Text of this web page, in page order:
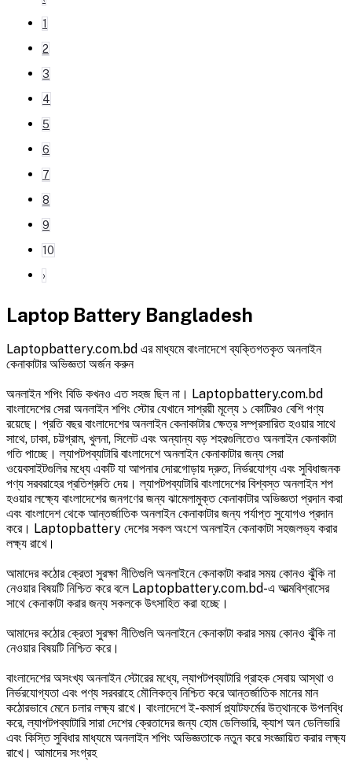
1
2
3
4
5
6
7
8
9
10
›
Laptop Battery Bangladesh
Laptopbattery.com.bd এর মাধ্যমে বাংলাদেশে ব্যক্তিগতকৃত অনলাইন
কেনাকাটার অভিজ্ঞতা অর্জন করুন
অনলাইন শপিং বিডি কখনও এত সহজ ছিল না। Laptopbattery.com.bd
বাংলাদেশের সেরা অনলাইন শপিং স্টোর যেখানে সাশ্রয়ী মূল্যে ১ কোটিরও বেশি পণ্য
রয়েছে। প্রতি বছর বাংলাদেশের অনলাইন কেনাকাটার ক্ষেত্র সম্প্রসারিত হওয়ার সাথে
সাথে, ঢাকা, চট্টগ্রাম, খুলনা, সিলেট এবং অন্যান্য বড় শহরগুলিতেও অনলাইন কেনাকাটা
গতি পাচ্ছে। ল্যাপটপব্যাটারি বাংলাদেশে অনলাইন কেনাকাটার জন্য সেরা
ওয়েবসাইটগুলির মধ্যে একটি যা আপনার দোরগোড়ায় দ্রুত, নির্ভরযোগ্য এবং সুবিধাজনক
পণ্য সরবরাহের প্রতিশ্রুতি দেয়। ল্যাপটপব্যাটারি বাংলাদেশের বিশ্বস্ত অনলাইন শপ
হওয়ার লক্ষ্যে বাংলাদেশের জনগণের জন্য ঝামেলামুক্ত কেনাকাটার অভিজ্ঞতা প্রদান করা
এবং বাংলাদেশ থেকে আন্তর্জাতিক অনলাইন কেনাকাটার জন্য পর্যাপ্ত সুযোগও প্রদান
করে। Laptopbattery দেশের সকল অংশে অনলাইন কেনাকাটা সহজলভ্য করার
লক্ষ্য রাখে।
আমাদের কঠোর ক্রেতা সুরক্ষা নীতিগুলি অনলাইনে কেনাকাটা করার সময় কোনও ঝুঁকি না
নেওয়ার বিষয়টি নিশ্চিত করে বলে Laptopbattery.com.bd-এ আত্মবিশ্বাসের
সাথে কেনাকাটা করার জন্য সকলকে উৎসাহিত করা হচ্ছে।
আমাদের কঠোর ক্রেতা সুরক্ষা নীতিগুলি অনলাইনে কেনাকাটা করার সময় কোনও ঝুঁকি না
নেওয়ার বিষয়টি নিশ্চিত করে।
বাংলাদেশের অসংখ্য অনলাইন স্টোরের মধ্যে, ল্যাপটপব্যাটারি গ্রাহক সেবায় আস্থা ও
নির্ভরযোগ্যতা এবং পণ্য সরবরাহে মৌলিকত্ব নিশ্চিত করে আন্তর্জাতিক মানের মান
কঠোরভাবে মেনে চলার লক্ষ্য রাখে। বাংলাদেশে ই-কমার্স প্ল্যাটফর্মের উত্থানকে উপলব্ধি
করে, ল্যাপটপব্যাটারি সারা দেশের ক্রেতাদের জন্য হোম ডেলিভারি, ক্যাশ অন ডেলিভারি
এবং কিস্তি সুবিধার মাধ্যমে অনলাইন শপিং অভিজ্ঞতাকে নতুন করে সংজ্ঞায়িত করার লক্ষ্য
রাখে। আমাদের সংগ্রহ